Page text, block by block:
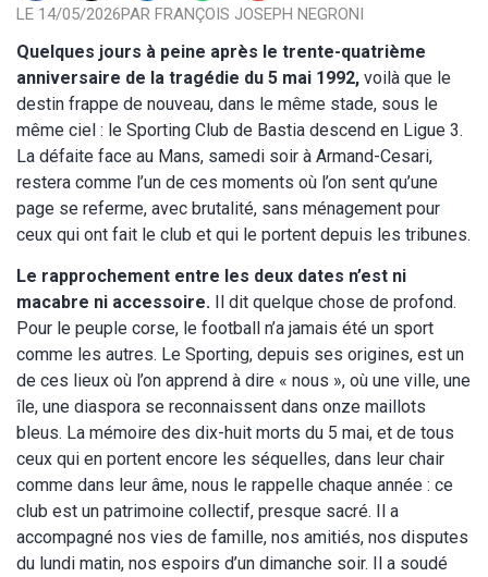
LE 14/05/2026PAR FRANÇOIS JOSEPH NEGRONI
Quelques jours à peine après le trente-quatrième
anniversaire de la tragédie du 5 mai 1992, voilà que le
destin frappe de nouveau, dans le même stade, sous le
même ciel : le Sporting Club de Bastia descend en Ligue 3.
La défaite face au Mans, samedi soir à Armand-Cesari,
restera comme l’un de ces moments où l’on sent qu’une
page se referme, avec brutalité, sans ménagement pour
ceux qui ont fait le club et qui le portent depuis les tribunes.
Le rapprochement entre les deux dates n’est ni
macabre ni accessoire. Il dit quelque chose de profond.
Pour le peuple corse, le football n’a jamais été un sport
comme les autres. Le Sporting, depuis ses origines, est un
de ces lieux où l’on apprend à dire « nous », où une ville, une
île, une diaspora se reconnaissent dans onze maillots
bleus. La mémoire des dix-huit morts du 5 mai, et de tous
ceux qui en portent encore les séquelles, dans leur chair
comme dans leur âme, nous le rappelle chaque année : ce
club est un patrimoine collectif, presque sacré. Il a
accompagné nos vies de famille, nos amitiés, nos disputes
du lundi matin, nos espoirs d’un dimanche soir. Il a soudé